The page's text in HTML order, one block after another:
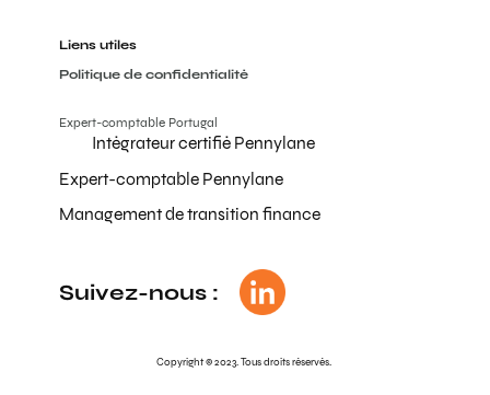
Copyright © 2023. Tous droits réservés.
Liens utiles
Politique de confidentialité
Expert-comptable Portugal
Intégrateur certifié Pennylane
Expert-comptable Pennylane
Management de transition finance
Suivez-nous :